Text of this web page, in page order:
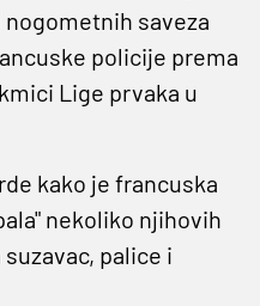
saveza
policije prema
Lige prvaka u
kako je francuska
nekoliko njihovih
palice i